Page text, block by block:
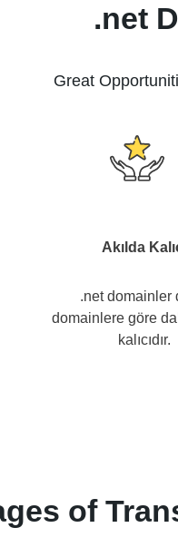
.net
Great
Akılda
.net domainler
domainlere göre
kalıcıdır.
of